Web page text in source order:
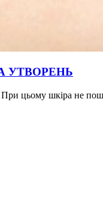
УТВОРЕНЬ
цьому шкіра не